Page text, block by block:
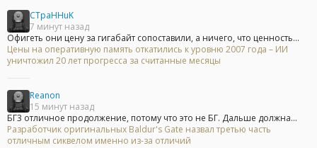
CTpaHHuK
7 минут назад
Офигеть они цену за гигабайт сопоставили, а ничего, что ценность...
Цены на оперативную память откатились к уровню 2007 года – ИИ
уничтожил 20 лет прогресса за считанные месяцы
Reanon
15 минут назад
БГ3 отличное продолжение, потому что это не БГ. Дальше должна...
Разработчик оригинальных Baldur's Gate назвал третью часть
отличным сиквелом именно из-за отличий